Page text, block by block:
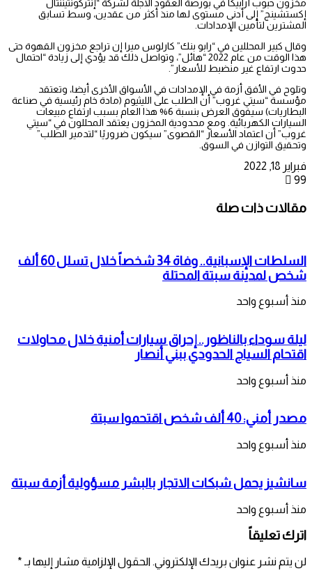
مخزون حبوب أرابيكا في بورصة العقود الآجلة لشركة “إنتركونتيننتال
إكستشينج” إلى أدنى مستوى لها منذ أكثر من عقدين، وسط تسابق
المشترين لتأمين الإمدادات.
وقال كبير المحللين في “رابو بنك” كارلوس ميرا إن تراجع مخزون القهوة حتى
هذا الوقت من عام 2022 “هائل”، وتواصل ذلك قد يؤدي إلى زيادة “احتمال
حدوث ارتفاع غير منضبط للأسعار”.
وتلوح في الأفق أزمة في الإمدادات في الأسواق الأخرى أيضا، وتعتقد
مؤسسة “سيتي غروب” أن الطلب على الليثيوم (مادة خام رئيسية في صناعة
البطاريات) سيفوق العرض بنسبة 6% هذا العام بسبب ارتفاع مبيعات
السيارات الكهربائية. ومع محدودية المخزون يعتقد المحللون في “سيتي
غروب” أن اعتماد الأسعار “القصوى” سيكون ضروريًا “لتدمير الطلب”
وتحقيق التوازن في السوق.
فبراير 18, 2022
99
مقالات ذات صلة
السلطات الإسبانية.. وفاة 34 شخصاً خلال تسلل 60 ألف
شخص لمدينة سبتة المحتلة
منذ أسبوع واحد
ليلة سوداء بالناظور.. إحراق سيارات أمنية خلال محاولات
اقتحام السياج الحدودي ببني أنصار
منذ أسبوع واحد
مصدر أمني: 40 ألف شخص اقتحموا سبتة
منذ أسبوع واحد
سانشيز يحمل شبكات الاتجار بالبشر مسؤولية أزمة سبتة
منذ أسبوع واحد
اترك تعليقاً
لن يتم نشر عنوان بريدك الإلكتروني. الحقول الإلزامية مشار إليها بـ *